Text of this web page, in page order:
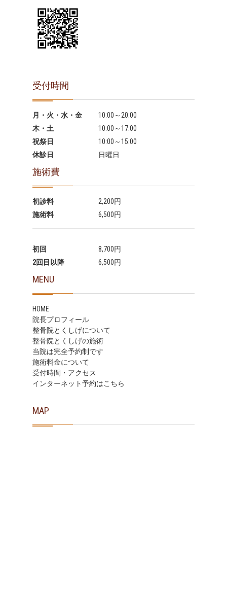
受付時間
月・火・水・金
10:00～20:00
木・土
10:00～17:00
祝祭日
10:00～15:00
休診日
日曜日
施術費
初診料
2,200円
施術料
6,500円
初回
8,700円
2回目以降
6,500円
MENU
HOME
院長プロフィール
整骨院とくしげについて
整骨院とくしげの施術
当院は完全予約制です
施術料金について
受付時間・アクセス
インターネット予約はこちら
MAP